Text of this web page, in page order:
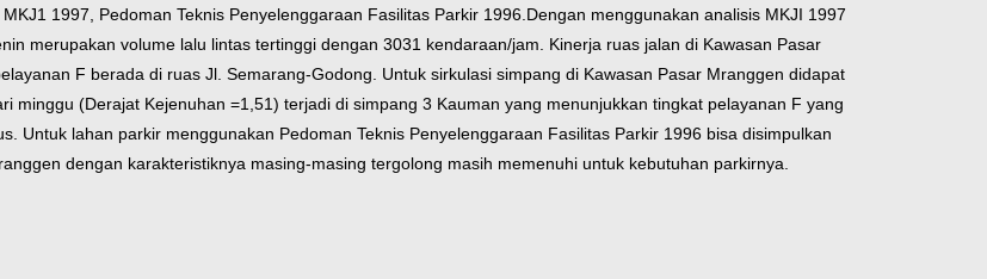
1997, Pedoman Teknis Penyelenggaraan Fasilitas Parkir 1996.Dengan menggunakan analisis MKJI 1997
merupakan volume lalu lintas tertinggi dengan 3031 kendaraan/jam. Kinerja ruas jalan di Kawasan Pasar
F berada di ruas Jl. Semarang-Godong. Untuk sirkulasi simpang di Kawasan Pasar Mranggen didapat
minggu (Derajat Kejenuhan =1,51) terjadi di simpang 3 Kauman yang menunjukkan tingkat pelayanan F yang
Untuk lahan parkir menggunakan Pedoman Teknis Penyelenggaraan Fasilitas Parkir 1996 bisa disimpulkan
dengan karakteristiknya masing-masing tergolong masih memenuhi untuk kebutuhan parkirnya.